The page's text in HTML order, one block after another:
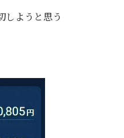
しようと思う